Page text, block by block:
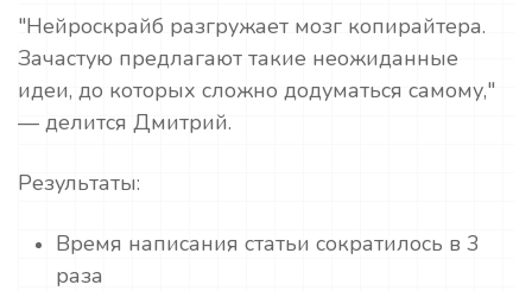
"Нейроскрайб разгружает мозг копирайтера.
Зачастую предлагают такие неожиданные
идеи, до которых сложно додуматься самому,"
— делится Дмитрий.
Результаты:
Время написания статьи сократилось в 3
раза